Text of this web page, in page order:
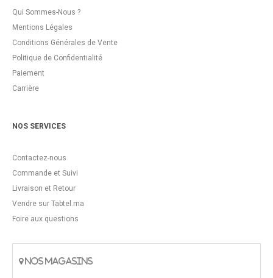
Qui Sommes-Nous ?
Mentions Légales
Conditions Générales de Vente
Politique de Confidentialité
Paiement
Carrière
NOS SERVICES
Contactez-nous
Commande et Suivi
Livraison et Retour
Vendre sur Tabtel.ma
Foire aux questions
NOS MAGASINS